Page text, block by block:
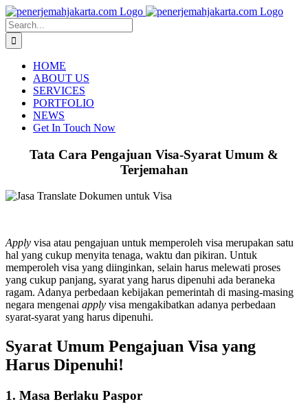
Skip
to
content
Search
for:
HOME
ABOUT US
SERVICES
PORTFOLIO
NEWS
Get In Touch Now
Tata Cara Pengajuan Visa-Syarat Umum &
Terjemahan
Apply visa atau pengajuan untuk memperoleh visa merupakan satu
hal yang cukup menyita tenaga, waktu dan pikiran. Untuk
memperoleh visa yang diinginkan, selain harus melewati proses
yang cukup panjang, syarat yang harus dipenuhi ada beraneka
ragam. Adanya perbedaan kebijakan pemerintah di masing-masing
negara mengenai apply visa mengakibatkan adanya perbedaan
syarat-syarat yang harus dipenuhi.
Syarat Umum Pengajuan Visa yang
Harus Dipenuhi!
1. Masa Berlaku Paspor